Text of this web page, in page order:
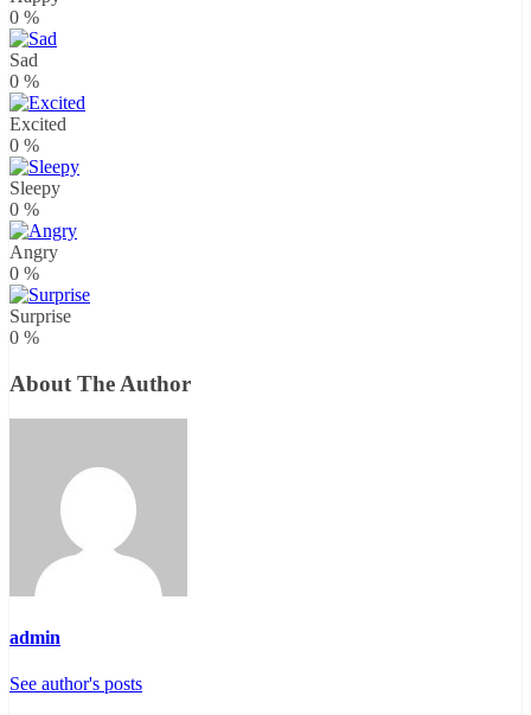
0 %
Sad
0 %
Excited
0 %
Sleepy
0 %
Angry
0 %
Surprise
0 %
About The Author
admin
See author's posts